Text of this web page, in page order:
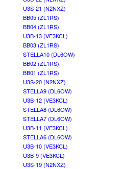
U3S-21 (N2NXZ)
BB05 (ZL1RS)
BB04 (ZL1RS)
U3B-13 (VE3KCL)
BB03 (ZL1RS)
STELLA10 (DL6OW)
BB02 (ZL1RS)
BB01 (ZL1RS)
U3S-20 (N2NXZ)
STELLA9 (DL6OW)
U3B-12 (VE3KCL)
STELLA8 (DL6OW)
STELLA7 (DL6OW)
U3B-11 (VE3KCL)
STELLA6 (DL6OW)
U3B-10 (VE3KCL)
U3B-9 (VE3KCL)
U3S-19 (N2NXZ)